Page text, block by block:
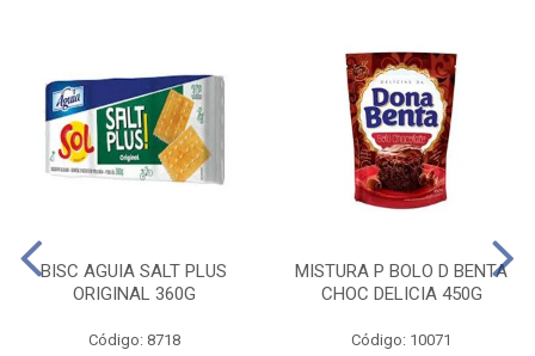
BISC AGUIA SALT PLUS
ORIGINAL 360G
Código: 8718
MISTURA P BOLO D BENTA
CHOC DELICIA 450G
Código: 10071